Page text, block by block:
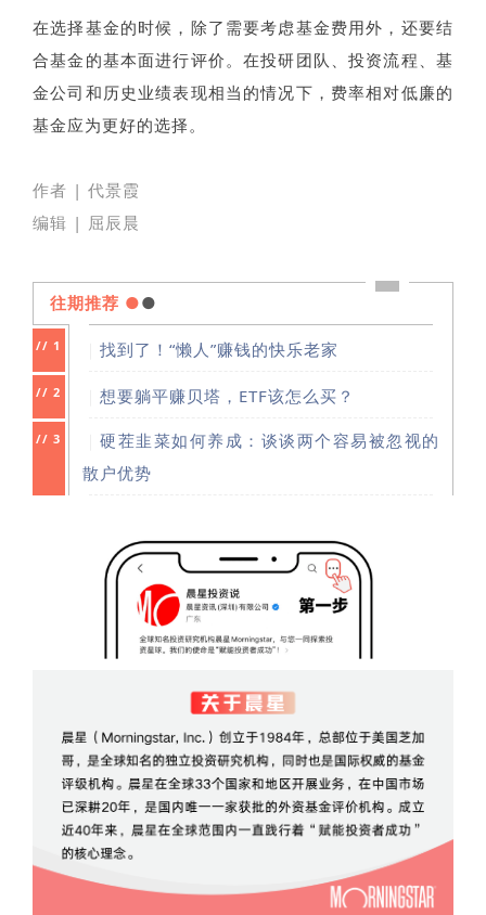
在选择基金的时候，除了需要考虑基金费用外，还要结
合基金的基本面进行评价。在投研团队、投资流程、基
金公司和历史业绩表现相当的情况下，费率相对低廉的
基金应为更好的选择。
作者 | 代景霞
编辑 | 屈辰晨
往期推荐 ●●
// 1 找到了！“懒人”赚钱的快乐老家
// 2 想要躺平赚贝塔，ETF该怎么买？
// 3 ｜硬茬韭菜如何养成：谈谈两个容易被忽视的
散户优势